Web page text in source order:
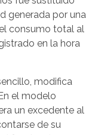
generada por una
consumo total al
en la hora
modifica
el modelo
un excedente al
de su